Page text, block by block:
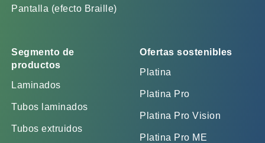
Pantalla (efecto Braille)
Segmento de
productos
Laminados
Tubos laminados
Tubos extruidos
Ofertas sostenibles
Platina
Platina Pro
Platina Pro Vision
Platina Pro ME